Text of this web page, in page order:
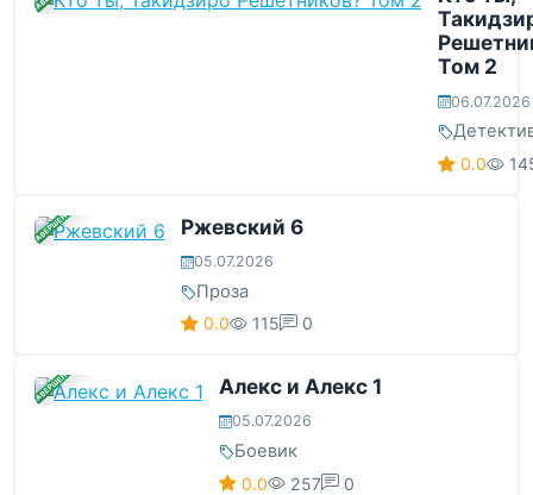
Том 2
06.07.2026
0.0
ЗАВЕРШЕНА Ржевский 6
05.07.2026
Проза
0.0 115 0
ЗАВЕРШЕНА Алекс и Алекс 1
05.07.2026
Боевик
0.0 257 0